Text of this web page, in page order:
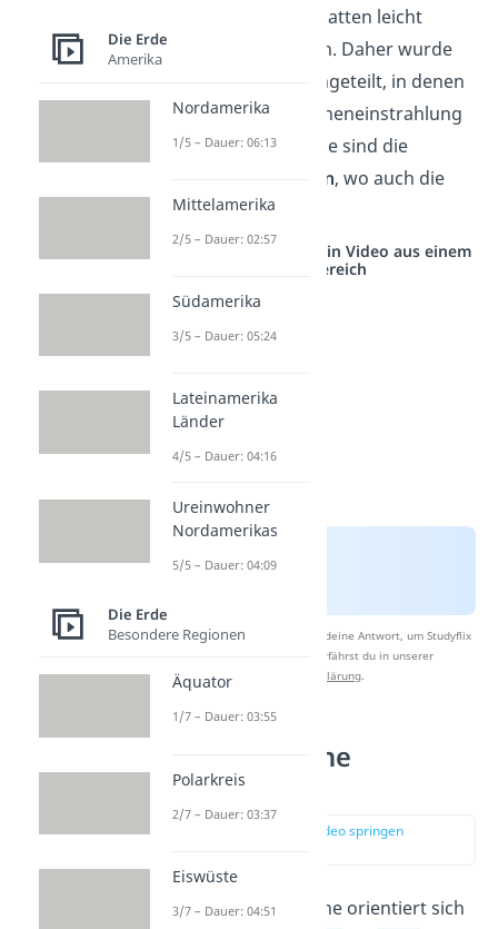
Sogar Nachbarstädte hatten leicht
abweichende Uhrzeiten. Daher wurde
die Erde in Bereiche eingeteilt, in denen
ungefähr dieselbe Sonneneinstrahlung
herrscht. Diese Bereiche sind die
Zeitzonen, wo auch die
Zeit einheitlich ist.
Studyflix vernetzt: Hier ein Video aus einem
anderen Bereich
Nach Beantwortung speichern wir deine Antwort, um Studyflix
zu verbessern. Mehr dazu erfährst du in unserer
Datenschutzerklärung.
Wie groß ist eine
Zeitzone?
zur Stelle im Video springen
Die Größe einer Zeitzone orientiert sich
Die Erde
Amerika
Nordamerika
1/5 – Dauer: 06:13
Mittelamerika
2/5 – Dauer: 02:57
Südamerika
3/5 – Dauer: 05:24
Lateinamerika
Länder
4/5 – Dauer: 04:16
Ureinwohner
Nordamerikas
5/5 – Dauer: 04:09
Die Erde
Besondere Regionen
Äquator
1/7 – Dauer: 03:55
Polarkreis
2/7 – Dauer: 03:37
Eiswüste
3/7 – Dauer: 04:51